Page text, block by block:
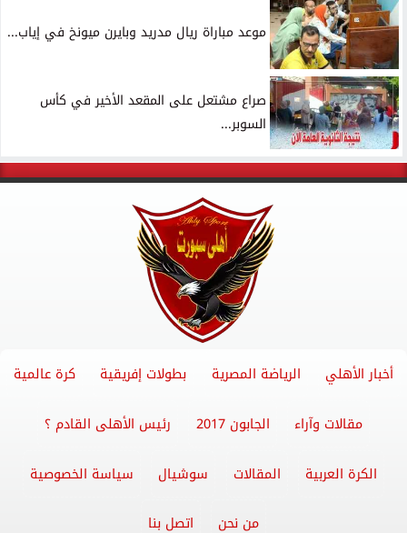
موعد مباراة ريال مدريد وبايرن ميونخ في إياب...
صراع مشتعل على المقعد الأخير في كأس
السوبر...
أخبار الأهلي الرياضة المصرية بطولات إفريقية كرة عالمية
مقالات وآراء الجابون 2017 رئيس الأهلى القادم ؟
الكرة العربية المقالات سوشيال سياسة الخصوصية
من نحن اتصل بنا